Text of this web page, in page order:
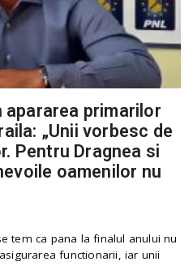
apararea primarilor
„Unii vorbesc de
Pentru Dragnea si
oamenilor nu
tem ca pana la finalul anului nu
functionarii, iar unii